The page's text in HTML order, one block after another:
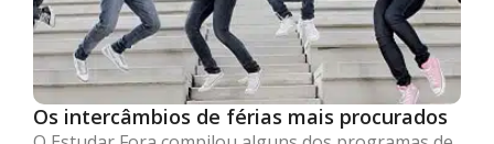
Os intercâmbios de férias mais procurados